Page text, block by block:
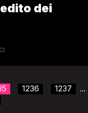
dei
1236 1237 ...